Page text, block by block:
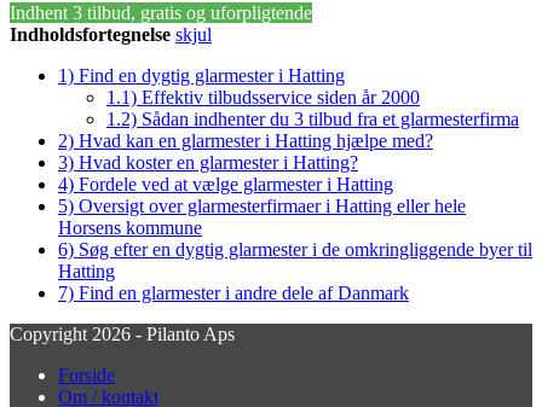
Indhent 3 tilbud, gratis og uforpligtende
Indholdsfortegnelse skjul
1) Find en dygtig glarmester i Hatting
1.1) Effektiv tilbudsservice siden år 2000
1.2) Sådan indhenter du 3 tilbud fra et glarmesterfirma
2) Hvad kan en glarmester i Hatting hjælpe med?
3) Hvad koster en glarmester i Hatting?
4) Fordele ved at vælge glarmester i Hatting
5) Oversigt over glarmesterfirmaer i Hatting eller hele
Horsens kommune
6) Søg efter en dygtig glarmester i de omkringliggende byer til
Hatting
7) Find en glarmester i andre dele af Danmark
Copyright 2026 - Pilanto Aps
Forside
Om / kontakt